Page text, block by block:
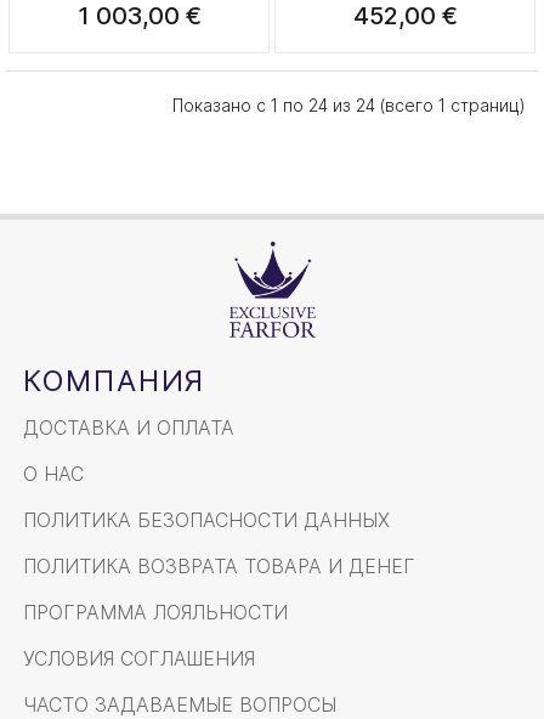
1 003,00 € 452,00 €
Показано с 1 по 24 из 24 (всего 1 страниц)
КОМПАНИЯ
ДОСТАВКА И ОПЛАТА
О НАС
ПОЛИТИКА БЕЗОПАСНОСТИ ДАННЫХ
ПОЛИТИКА ВОЗВРАТА ТОВАРА И ДЕНЕГ
ПРОГРАММА ЛОЯЛЬНОСТИ
УСЛОВИЯ СОГЛАШЕНИЯ
ЧАСТО ЗАДАВАЕМЫЕ ВОПРОСЫ